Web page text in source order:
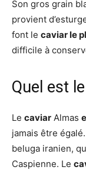
Son gros grain
provient
font le caviar le
difficile à
Quel est
Le caviar Almas
jamais être
beluga iranien,
Caspienne. Le